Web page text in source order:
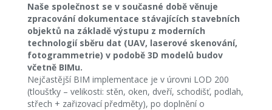
Naše společnost se v současné době věnuje
zpracování dokumentace stávajících stavebních
objektů na základě výstupu z moderních
technologií sběru dat (UAV, laserové skenování,
fotogrammetrie) v podobě 3D modelů budov
včetně BIMu.
Nejčastější BIM implementace je v úrovni LOD 200
(tloušťky – velikosti: stěn, oken, dveří, schodišť, podlah,
střech + zařizovací předměty), po doplnění o